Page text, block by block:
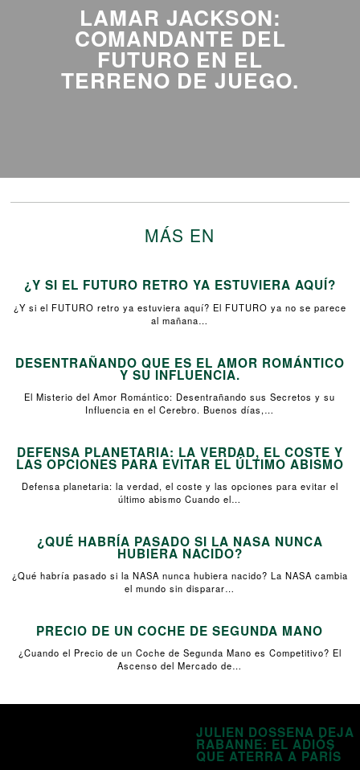
LAMAR JACKSON:
COMANDANTE DEL
FUTURO EN EL
TERRENO DE JUEGO.
MÁS EN
¿Y SI EL FUTURO RETRO YA ESTUVIERA AQUÍ?
¿Y si el FUTURO retro ya estuviera aquí? El FUTURO ya no se parece
al mañana…
DESENTRAÑANDO QUE ES EL AMOR ROMÁNTICO
Y SU INFLUENCIA.
El Misterio del Amor Romántico: Desentrañando sus Secretos y su
Influencia en el Cerebro. Buenos días,…
DEFENSA PLANETARIA: LA VERDAD, EL COSTE Y
LAS OPCIONES PARA EVITAR EL ÚLTIMO ABISMO
Defensa planetaria: la verdad, el coste y las opciones para evitar el
último abismo Cuando el…
¿QUÉ HABRÍA PASADO SI LA NASA NUNCA
HUBIERA NACIDO?
¿Qué habría pasado si la NASA nunca hubiera nacido? La NASA cambia
el mundo sin disparar…
PRECIO DE UN COCHE DE SEGUNDA MANO
¿Cuando el Precio de un Coche de Segunda Mano es Competitivo? El
Ascenso del Mercado de…
JULIEN DOSSENA DEJA
RABANNE: EL ADIÓS
QUE ATERRA A PARÍS